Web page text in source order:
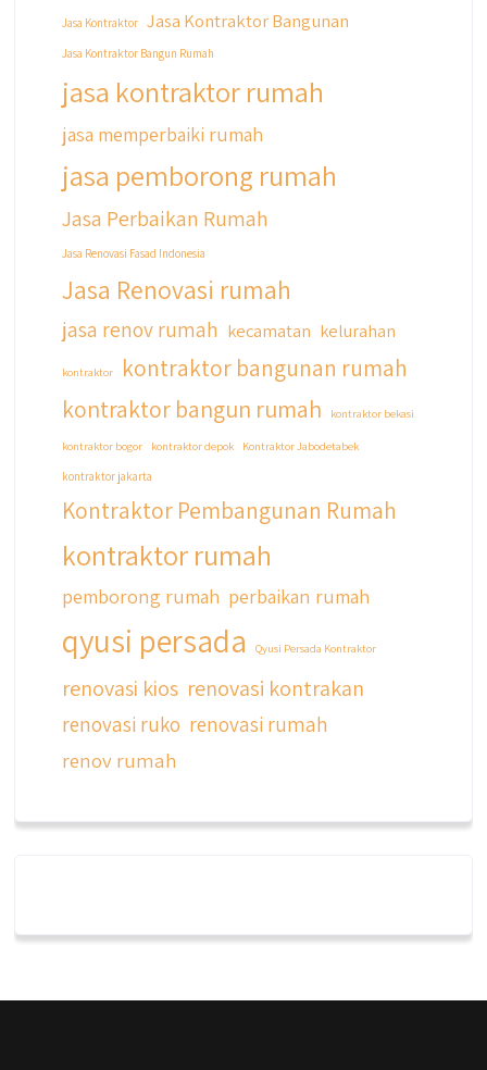
#kontraktorbangunanjakarta
#kontraktorbekasi #kontraktorinteriorjakarta
#jasabangunrumahdepok
#jasarenovasirumahbekasi
#jasadesainrumahmurah
#jasadesainrumahjakarta
#kontraktorbangunanjabodetabek
#jasabangunrumahjabodetabek
#qyusipersada
dengan budget 400an, kira kira gimana ya
Jasa Kontraktor Jasa Kontraktor Bangunan
Jasa Kontraktor Bangun Rumah
jasa kontraktor rumah
jasa memperbaiki rumah
jasa pemborong rumah
Jasa Perbaikan Rumah
Jasa Renovasi Fasad Indonesia
Jasa Renovasi rumah
jasa renov rumah kecamatan kelurahan
kontraktor
kontraktor bangunan rumah
kontraktor bangun rumah
kontraktor bekasi
kontraktor bogor kontraktor depok
Kontraktor Jabodetabek
kontraktor jakarta
Kontraktor Pembangunan Rumah
kontraktor rumah
pemborong rumah perbaikan rumah
qyusi persada Qyusi Persada Kontraktor
renovasi kios renovasi kontrakan
renovasi ruko renovasi rumah
renov rumah